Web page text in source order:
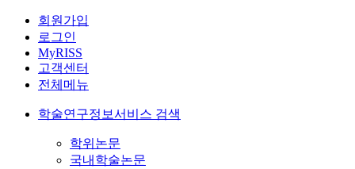
회원가입
로그인
MyRISS
고객센터
전체메뉴
학술연구정보서비스 검색
학위논문
국내학술논문